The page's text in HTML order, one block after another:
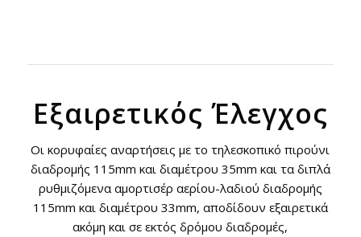
Εξαιρετικός Έλεγχος
Οι κορυφαίες αναρτήσεις με το τηλεσκοπικό πιρούνι
διαδρομής 115mm και διαμέτρου 35mm και τα διπλά
ρυθμιζόμενα αμορτισέρ αερίου-λαδιού διαδρομής
115mm και διαμέτρου 33mm, αποδίδουν εξαιρετικά
ακόμη και σε εκτός δρόμου διαδρομές,